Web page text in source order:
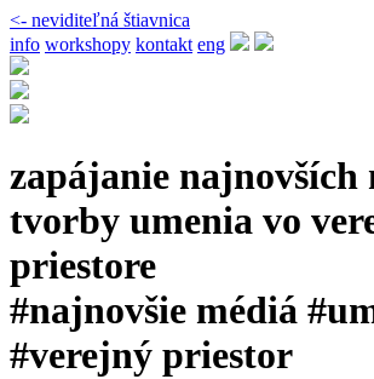
<- neviditeľná štiavnica
info workshopy kontakt eng
zapájanie najnovších
tvorby umenia vo
priestore
#najnovšie médiá
#verejný priestor